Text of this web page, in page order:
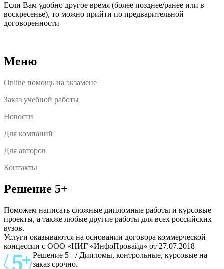
Если Вам удобно другое время (более позднее/ранее или в
воскресенье), то можно прийти по предварительной
договоренности
Меню
Online помощь на экзамене
Заказ учебной работы
Новости
Для компаний
Для авторов
Контакты
Решение 5+
Поможем написать сложные дипломные работы и курсовые
проекты, а также любые другие работы для всех российских
вузов.
Услуги оказываются на основании договора коммерческой
концессии с ООО «НИГ «ИнфоПровайд» от 27.07.2018
Решение 5+ / Дипломы, контрольные, курсовые на
заказ срочно.